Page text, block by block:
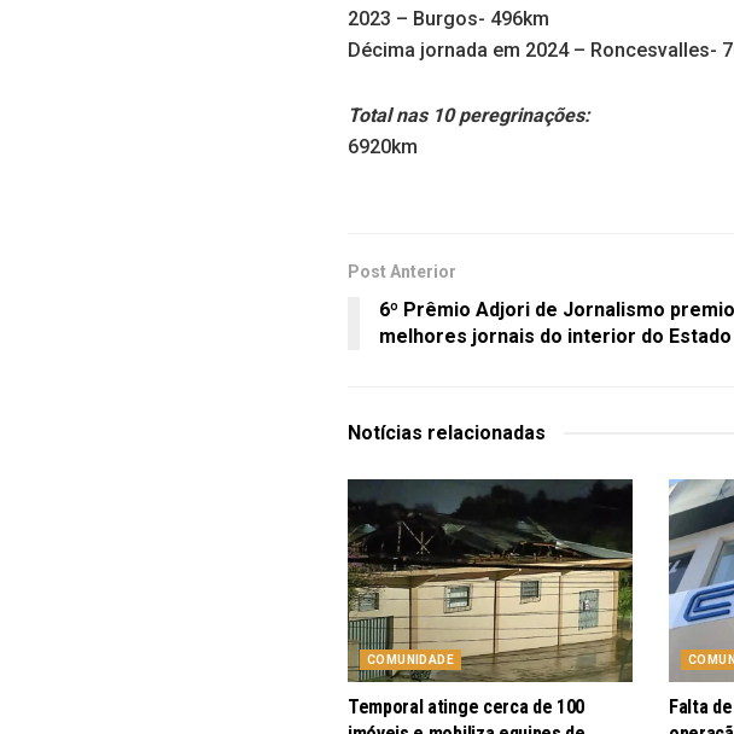
2023 – Burgos- 496km
Décima jornada em 2024 – Roncesvalles-
Total nas 10 peregrinações:
6920km
Post Anterior
6º Prêmio Adjori de Jornalismo
melhores jornais do interior do Estado
Notícias relacionadas
COMUNIDADE
Temporal atinge cerca de 100
Falta